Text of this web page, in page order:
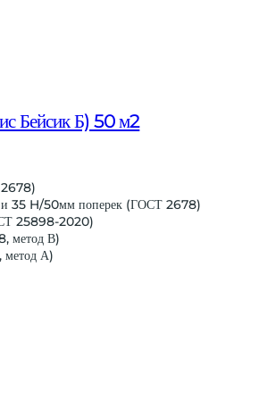
Бейсик Б) 50 м2
35 H/50мм поперек (ГОСТ 2678)
25898-2020)
метод В)
метод А)